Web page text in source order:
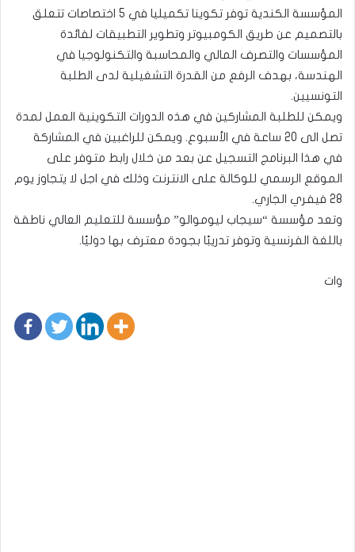
المؤسسة الكندية توفر تكوينا تكميليا في 5 اختصاصات تتعلق
بالتصميم عن طريق الكومبيوتر وتطوير التطبيقات لفائدة
المؤسسات والتصرف المالي والمحاسبة والتكنولوجيا في
الهندسة، بهدف الرفع من القدرة التشغيلية لدى الطلبة
التونسيين.
ويمكن للطلبة المشاركين في هذه الدورات التكوينية العمل لمدة
تصل الى 20 ساعة في الأسبوع. ويمكن للراغبين في المشاركة
في هذا البرنامج التسجيل عن بعد من خلال رابط متوفر على
الموقع الرسمي للوكالة على الانترنت وذلك في اجل لا يتجاوز يوم
28 فيفري الجاري.
وتعد مؤسسة “سيجاب ليوموالو” مؤسسة للتعليم العالي ناطقة
باللغة الفرنسية وتوفر تدريبًا بجودة معترف بها دوليًا.
وات